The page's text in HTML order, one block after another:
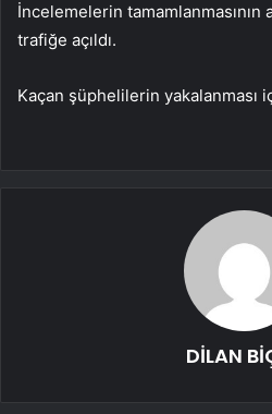
İncelemelerin tamamlanmasının
trafiğe açıldı.
Kaçan şüphelilerin yakalanması
DİLAN